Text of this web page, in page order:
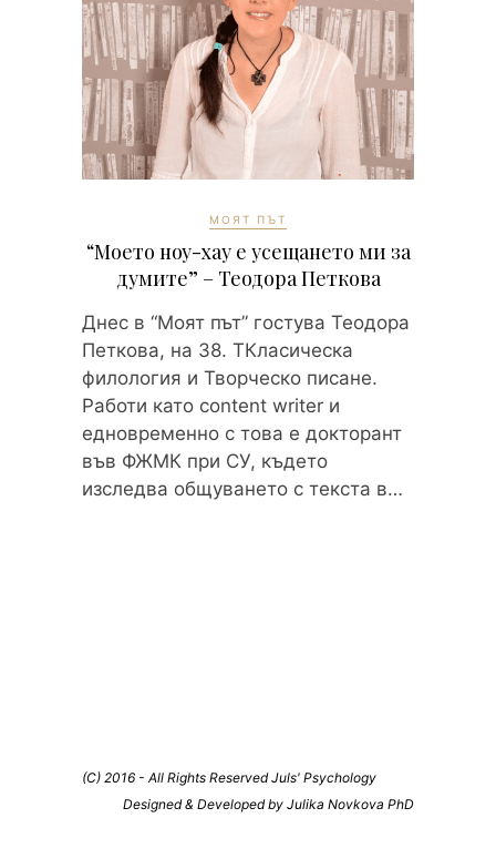
МОЯТ ПЪТ
“Моето ноу-хау е усещането ми за
думите” – Теодора Петкова
Днес в “Моят път” гостува Теодора
Петкова, на 38. ТКласическа
филология и Творческо писане.
Работи като content writer и
едновременно с това е докторант
във ФЖМК при СУ, където
изследва общуването с текста в…
(C) 2016 - All Rights Reserved Juls' Psychology
Designed & Developed by Julika Novkova PhD